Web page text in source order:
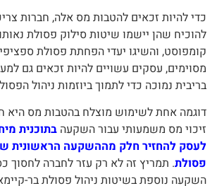
כדי להיות זכאים להטבות מס אלה, חברות
להוכיח שהן יישמו שיטות סילוק פסולת
קומפוסט, והשיגו יעדי הפחתת פסולת
מסוימים, עסקים עשויים להיות זכאים גם
בריבית נמוכה כדי לתמוך ביוזמות ניהול
דוגמה אחת לשימוש מוצלח בהטבות מס היא
זיכוי מס משמעותי עבור השקעה בתוכנית
לעסק להחזיר חלק מההשקעה הראשונית
פסולת. תמריץ זה לא רק עזר לחברה לחסוך
השקעה נוספת בשיטות ניהול פסולת בר-